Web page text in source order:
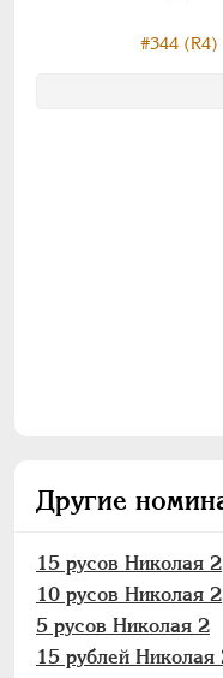
#344 (R4)
Другие
15 русов Николая 2
10 русов Николая 2
5 русов Николая 2
15 рублей Николая